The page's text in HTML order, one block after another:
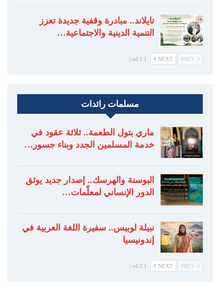
تايلاند.. مبادرة وقفية جديدة تعزز
التنمية الدينية والاجتماعية…
NEXT
1 od 2 |
مسلمات رائدات
ماري بتول الطعمة.. ثلاثة عقود في
خدمة المسلمين الجدد وبناء جسور…
البوسنة والهرسك.. إصدار جديد يوثق
الدور الإنساني لمعلّمات…
نبيلة لوبيس.. سفيرة اللغة العربية في
إندونيسيا
NEXT
1 od 2 |